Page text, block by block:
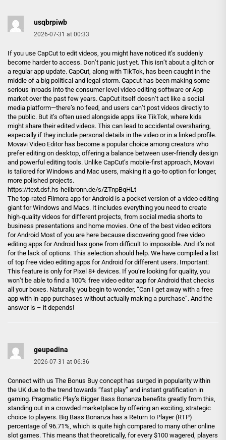
usqbrpiwb
2026-07-31 at 00:33
If you use CapCut to edit videos, you might have noticed it’s suddenly
become harder to access. Don’t panic just yet. This isn’t about a glitch or
a regular app update. CapCut, along with TikTok, has been caught in the
middle of a big political and legal storm. Capcut has been making some
serious inroads into the consumer level video editing software or App
market over the past few years. CapCut itself doesn’t act like a social
media platform—there’s no feed, and users can’t post videos directly to
the public. But it’s often used alongside apps like TikTok, where kids
might share their edited videos. This can lead to accidental oversharing,
especially if they include personal details in the video or in a linked profile.
Movavi Video Editor has become a popular choice among creators who
prefer editing on desktop, offering a balance between user-friendly design
and powerful editing tools. Unlike CapCut’s mobile-first approach, Movavi
is tailored for Windows and Mac users, making it a go-to option for longer,
more polished projects.
https://text.dsf.hs-heilbronn.de/s/ZTnpBqHLt
The top-rated Filmora app for Android is a pocket version of a video editing
giant for Windows and Macs. It includes everything you need to create
high-quality videos for different projects, from social media shorts to
business presentations and home movies. One of the best video editors
for Android Most of you are here because discovering good free video
editing apps for Android has gone from difficult to impossible. And it’s not
for the lack of options. This selection should help. We have compiled a list
of top free video editing apps for Android for different users. Important:
This feature is only for Pixel 8+ devices. If you’re looking for quality, you
won’t be able to find a 100% free video editor app for Android that checks
all your boxes. Naturally, you begin to wonder, “Can I get away with a free
app with in-app purchases without actually making a purchase”. And the
answer is – it depends!
geupedina
2026-07-31 at 06:36
Connect with us The Bonus Buy concept has surged in popularity within
the UK due to the trend towards “fast play” and instant gratification in
gaming. Pragmatic Play’s Bigger Bass Bonanza benefits greatly from this,
standing out in a crowded marketplace by offering an exciting, strategic
choice to players. Big Bass Bonanza has a Return to Player (RTP)
percentage of 96.71%, which is quite high compared to many other online
slot games. This means that theoretically, for every $100 wagered, players